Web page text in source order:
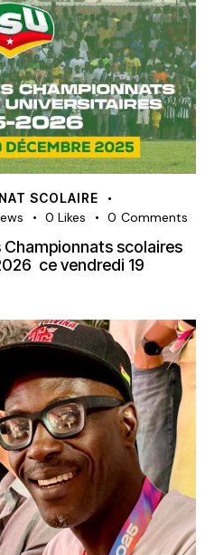
SCOLAIRE
0 Likes 0 Comments
scolaires
ce vendredi 19